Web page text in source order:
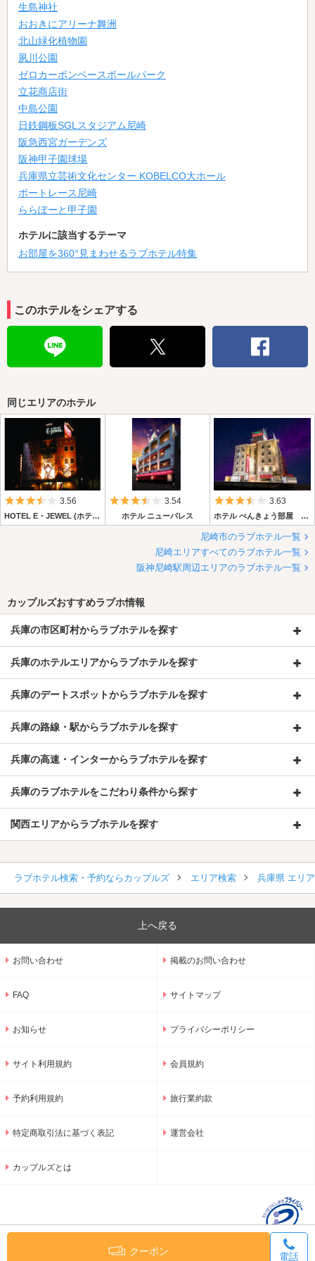
クーポン 電話
生島神社
おおきにアリーナ舞洲
北山緑化植物園
夙川公園
ゼロカーボンベースボールパーク
立花商店街
中島公園
日鉄鋼板SGLスタジアム尼崎
阪急西宮ガーデンズ
阪神甲子園球場
兵庫県立芸術文化センター KOBELCO大ホール
ボートレース尼崎
ららぽーと甲子園
ホテルに該当するテーマ
お部屋を360°見まわせるラブホテル特集
このホテルをシェアする
同じエリアのホテル
5つ星のうち3.5
3.56
HOTEL E・JEWEL (ホテル イー ジュエル)
5つ星のうち3.5
3.54
ホテル ニューパレス
5つ星のうち
3.63
ホテル べんきょう部屋 尼崎
尼崎市のラブホテル一覧
尼崎エリアすべてのラブホテル一覧
阪神尼崎駅周辺エリアのラブホテル一覧
カップルズおすすめラブホ情報
兵庫の市区町村からラブホテルを探す
兵庫のホテルエリアからラブホテルを探す
兵庫のデートスポットからラブホテルを探す
兵庫の路線・駅からラブホテルを探す
兵庫の高速・インターからラブホテルを探す
兵庫のラブホテルをこだわり条件から探す
関西エリアからラブホテルを探す
ラブホテル検索・予約ならカップルズ エリア検索 兵庫県 エリ
上へ戻る
お問い合わせ 掲載のお問い合わせ
FAQ サイトマップ
お知らせ プライバシーポリシー
サイト利用規約 会員規約
予約利用規約 旅行業約款
特定商取引法に基づく表記 運営会社
カップルズとは